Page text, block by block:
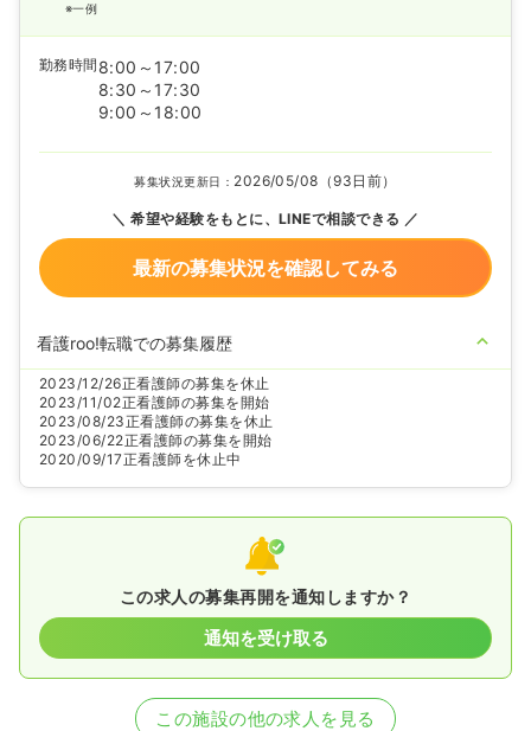
※一例
勤務時間 8:00～17:00
8:30～17:30
9:00～18:00
募集状況更新日： 2026/05/08（93日前）
希望や経験をもとに、LINEで相談できる
最新の募集状況を確認してみる
看護roo!転職での募集履歴
2023/12/26正看護師の募集を休止
2023/11/02正看護師の募集を開始
2023/08/23正看護師の募集を休止
2023/06/22正看護師の募集を開始
2020/09/17正看護師を休止中
この求人の募集再開を通知しますか？
通知を受け取る
この施設の他の求人を見る